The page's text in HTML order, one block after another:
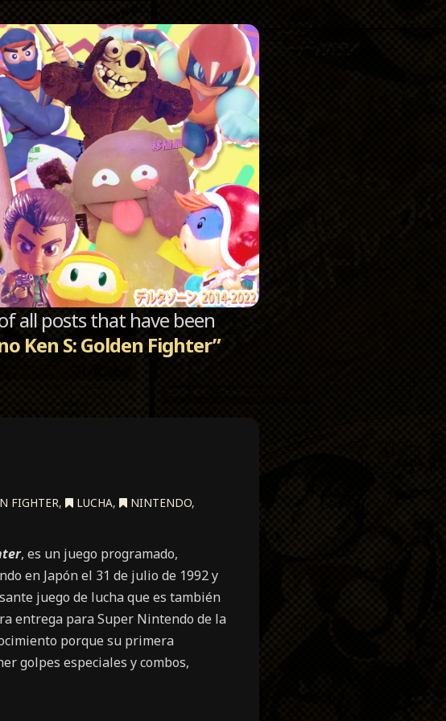
all posts that have been
Ken S: Golden Fighter”
FIGHTER, LUCHA, NINTENDO,
, es un juego programado,
en Japón el 31 de julio de 1992 y
juego de lucha que es también
entrega para Super Nintendo de la
porque su primera
golpes especiales y combos,